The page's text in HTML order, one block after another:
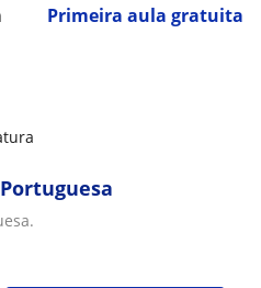
Primeira aula gratuita